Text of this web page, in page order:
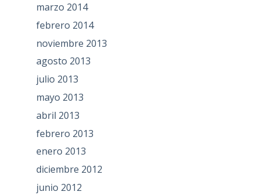
marzo 2014
febrero 2014
noviembre 2013
agosto 2013
julio 2013
mayo 2013
abril 2013
febrero 2013
enero 2013
diciembre 2012
junio 2012